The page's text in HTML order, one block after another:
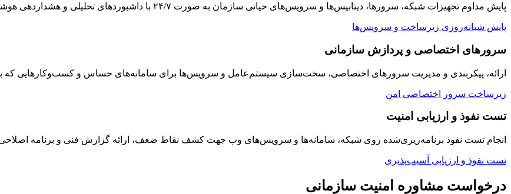
پایش مداوم تجهیزات شبکه، سرورها، دیتابیس‌ها و سرویس‌های حیاتی سازمان به صورت ۲۴/۷ با داشبوردهای تحلیلی و هشداردهی هوشمند.
پایش شبانه‌روزی زیرساخت و سرویس‌ها
سرورهای اختصاصی و پردازش سازمانی
ارائه، پیکربندی و مدیریت سرورهای اختصاصی، سخت‌سازی سیستم‌عامل و سرویس‌ها برای سامانه‌های حساس و کسب‌وکارهایی که به
زیرساخت سرور اختصاصی امن
تست نفوذ و ارزیابی امنیت
انجام تست نفوذ برنامه‌ریزی‌شده روی شبکه، سامانه‌ها و سرویس‌های وب جهت کشف نقاط ضعف، ارائه گزارش فنی و برنامه
تست نفوذ و ارزیابی آسیب‌پذیری
درخواست مشاوره امنیت سازمانی